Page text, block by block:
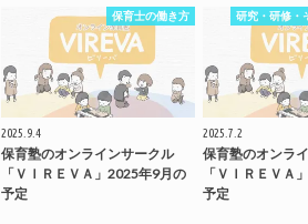
保育士の働き方
2025.9.4
保育塾のオンラインサークル
「ＶＩＲＥＶＡ」2025年9月の
予定
研究・研修・
2025.7.2
保育塾のオンラ
「ＶＩＲＥＶＡ
予定